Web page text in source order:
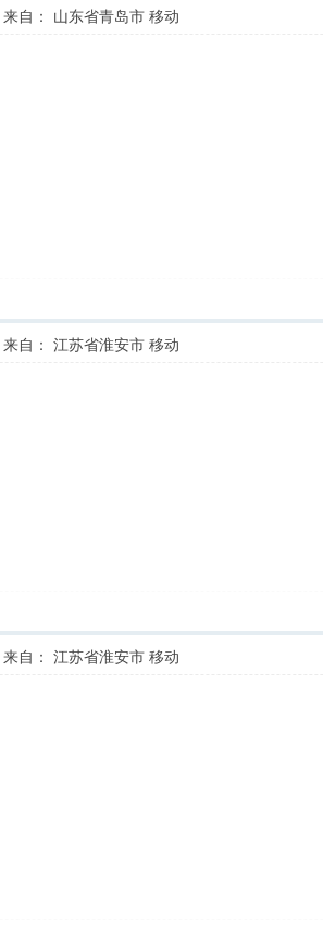
来自： 山东省青岛市 移动
来自： 江苏省淮安市 移动
来自： 江苏省淮安市 移动